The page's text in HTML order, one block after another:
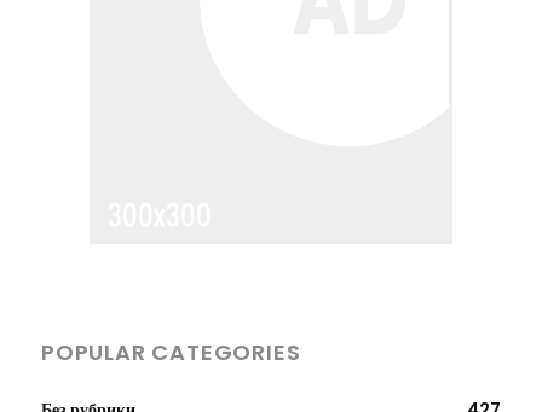
POPULAR CATEGORIES